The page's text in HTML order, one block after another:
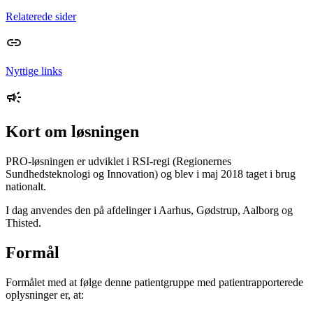
Relaterede sider
Nyttige links
Kort om løsningen
PRO-løsningen er udviklet i RSI-regi (Regionernes
Sundhedsteknologi og Innovation) og blev i maj 2018 taget i brug
nationalt.
I dag anvendes den på afdelinger i Aarhus, Gødstrup, Aalborg og
Thisted.
Formål
Formålet med at følge denne patientgruppe med patientrapporterede
oplysninger er, at: